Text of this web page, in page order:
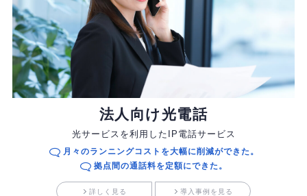
法人向け光電話
光サービスを利用したIP電話サービス
月々のランニングコストを大幅に削減ができた。
拠点間の通話料を定額にできた。
詳しく見る 導入事例を見る